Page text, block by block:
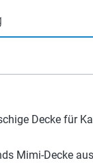
Decke für
Mimi-Decke